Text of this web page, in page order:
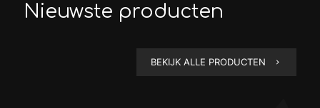
Nieuwste producten
BEKIJK ALLE PRODUCTEN